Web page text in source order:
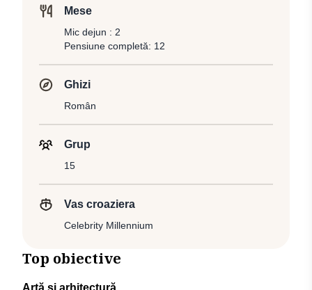
Mese
Mic dejun : 2
Pensiune completă: 12
Ghizi
Român
Grup
15
Vas croaziera
Celebrity Millennium
Top obiective